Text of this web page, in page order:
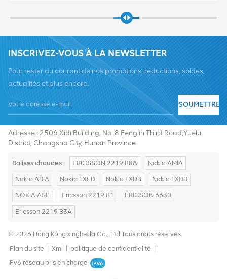
INSCRIVEZ-VOUS À LA NEWSLETTER
Pour rester au courant de nos promotions, réductions, soldes,
actualités et plus encore.
SOUMETTRE
Tél :+8619376997331
Adresse : 2506 Xidi Building, No. 8 Fenglin Third Road,Yuelu
District, Changsha City, Hunan Province
Balises chaudes : ERICSSON 2219 B8A Nokia AMIA
Nokia ABIA Nokia FXED Nokia FXDB Nokia FXDB
NOKIA ASIE Ericsson 2219 B1 ÉRICSON 6630
Ericsson 2219 B3A
© 2026 Hong Kong xingheda Co., Ltd.Tous droits réservés.
Plan du site
Xml politique de confidentialité
IPv6 réseau pris en charge